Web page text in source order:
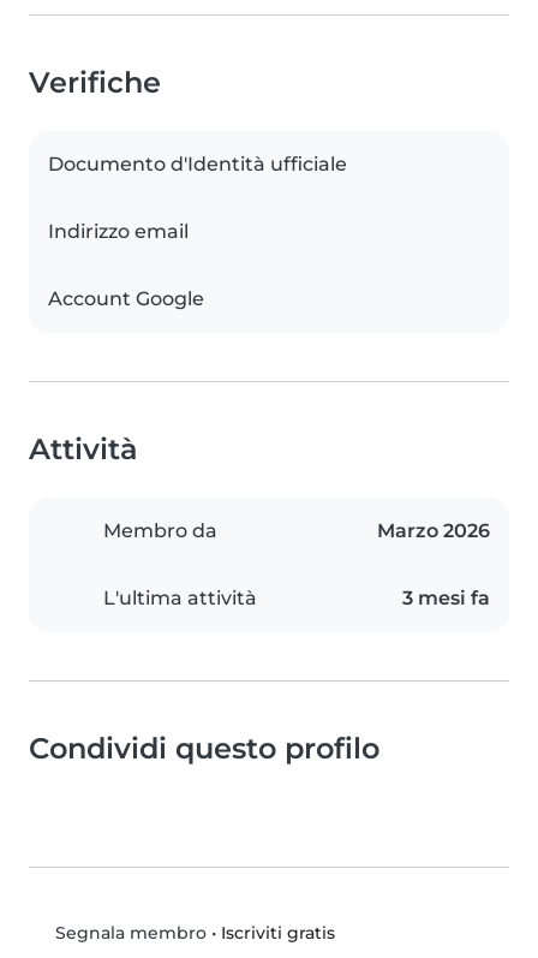
Verifiche
Documento d'Identità ufficiale
Indirizzo email
Account Google
Attività
Membro da Marzo 2026
L'ultima attività 3 mesi fa
Condividi questo profilo
Segnala membro• Iscriviti gratis